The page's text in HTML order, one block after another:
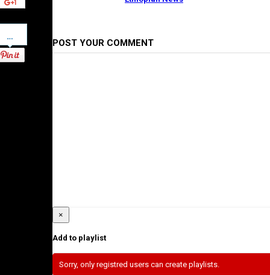
Pinterest
POST YOUR COMMENT
×
Add to playlist
Sorry, only registred users can create playlists.